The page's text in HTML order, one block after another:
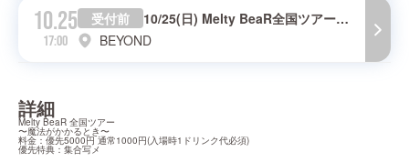
10.25
17:00
受付前
10/25(日) Melty BeaR全国ツアー 魔法がかかるとき in 大阪
BEYOND
詳細
Melty BeaR 全国ツアー
〜魔法がかかるとき〜
料金：優先5000円 通常1000円(入場時1ドリンク代必須)
優先特典：集合写メ